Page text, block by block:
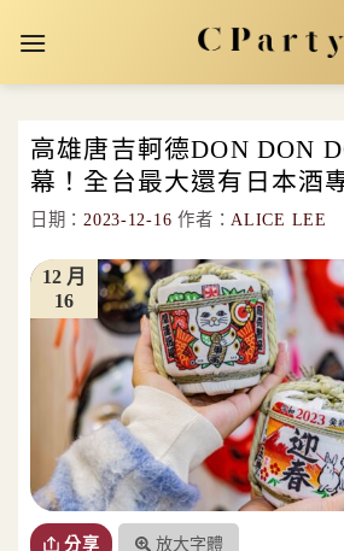
高雄唐吉軻德DON DON
幕！全台最大還有日本酒
日期：2023-12-16 作者：ALICE LEE
16
12 月
分享 放大字體